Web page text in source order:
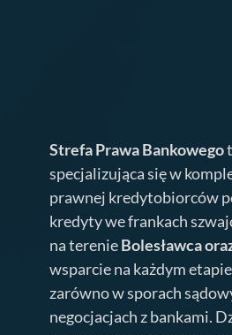
Strefa Prawa Bankowego
specjalizująca się w
prawnej kredytobiorców
kredyty we frankach
na terenieBolesławca
wsparcie na każdym
zarówno w sporach
negocjacjach z bankami.